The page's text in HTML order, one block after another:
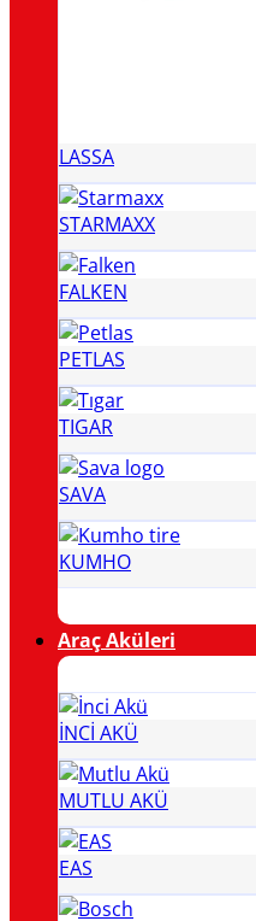
LASSA
STARMAXX
FALKEN
PETLAS
TIGAR
SAVA
KUMHO
Araç Aküleri
İNCİ AKÜ
MUTLU AKÜ
EAS